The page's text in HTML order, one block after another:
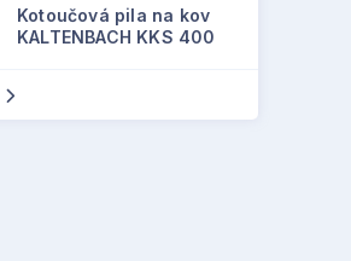
Kotoučová pila na kov
KALTENBACH KKS 400